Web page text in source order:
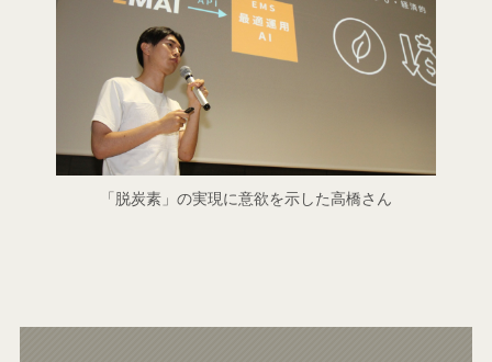
「脱炭素」の実現に意欲を示した高橋さん